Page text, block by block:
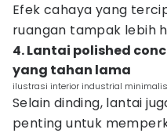
Efek cahaya yang
ruangan tampak lebih
4. Lantai polished
yang tahan lama
ilustrasi interior industrial
Selain dinding, lantai
penting untuk